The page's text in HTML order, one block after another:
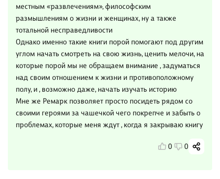
местным «развлечениям», философским
размышлениям о жизни и женщинах, ну а также
тотальной несправедливости
Однако именно такие книги порой помогают под другим
углом начать смотреть на свою жизнь, ценить мелочи, на
которые порой мы не обращаем внимание , задуматься
над своим отношением к жизни и противоположному
полу, и , возможно даже, начать изучать историю
Мне же Ремарк позволяет просто посидеть рядом со
своими героями за чашечкой чего покрепче и забыть о
проблемах, которые меня ждут , когда я закрываю книгу
0 0